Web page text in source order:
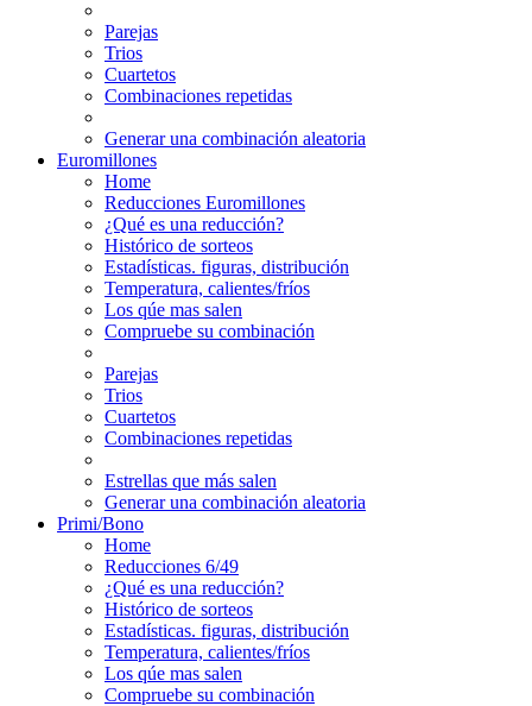
Parejas
Trios
Cuartetos
Combinaciones repetidas
Generar una combinación aleatoria
Euromillones
Home
Reducciones Euromillones
¿Qué es una reducción?
Histórico de sorteos
Estadísticas. figuras, distribución
Temperatura, calientes/fríos
Los qúe mas salen
Compruebe su combinación
Parejas
Trios
Cuartetos
Combinaciones repetidas
Estrellas que más salen
Generar una combinación aleatoria
Primi/Bono
Home
Reducciones 6/49
¿Qué es una reducción?
Histórico de sorteos
Estadísticas. figuras, distribución
Temperatura, calientes/fríos
Los qúe mas salen
Compruebe su combinación